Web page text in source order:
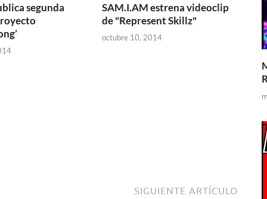
segunda
SAM.I.AM estrena videoclip
de "Represent Skillz"
octubre 10, 2014
SIGUIENTE ARTÍCULO